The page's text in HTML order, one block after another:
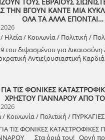
ΤΗΝ ΒΓΟΥΝ ΚΑΝΤΕ ΜΙΑ
ΟΛΑ ΤΑ ΑΛΛΑ ΕΠΟΝΤΑΙ…
Ηλεία / Κοινωνία / Πολιτική /
του διψασμένου για
Αντιεξουσιαστική
για την Παλαιστίνη
ΤΙΣ ΦΟΝΙΚΕΣ
ΧΡΗΣΤΟΥ ΓΙΑΝΝΑΡΟΥ ΑΠΟ
Κοινωνία / Πολιτική / ΠΥΡΚΑΓΙΕΣ
ΤΙΣ ΦΟΝΙΚΕΣ ΚΑΤΑΣΤΡΟΦΙΚΕΣ
Στα όριά του! Οργή